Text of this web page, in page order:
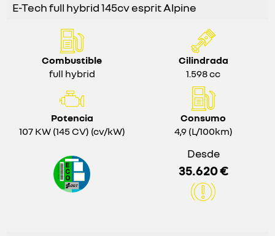
E-Tech full hybrid 145cv esprit Alpine
Combustible
full hybrid
Cilindrada
1.598 cc
Potencia
107 KW (145 CV) (cv/kW)
Consumo
4,9 (L/100km)
Desde
35.620 €